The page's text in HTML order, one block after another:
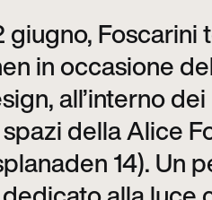
giugno, Foscarini
in occasione
all’interno dei
della Alice
14). Un